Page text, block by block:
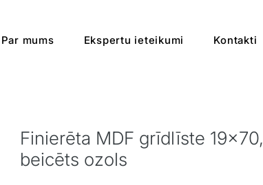
Par mums Ekspertu ieteikumi Kontakti
Finierēta MDF grīdlīste 19x70,
beicēts ozols